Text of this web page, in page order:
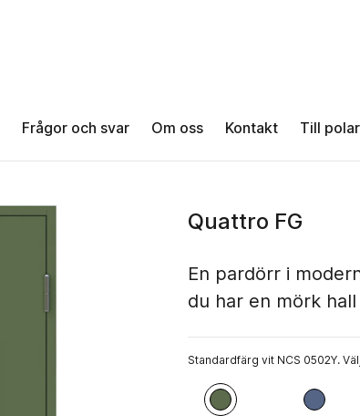
Frågor och svar Om oss Kontakt Till
Quattro FG
En pardörr i
du har en mörk
Standardfärg vit NCS 0502Y.